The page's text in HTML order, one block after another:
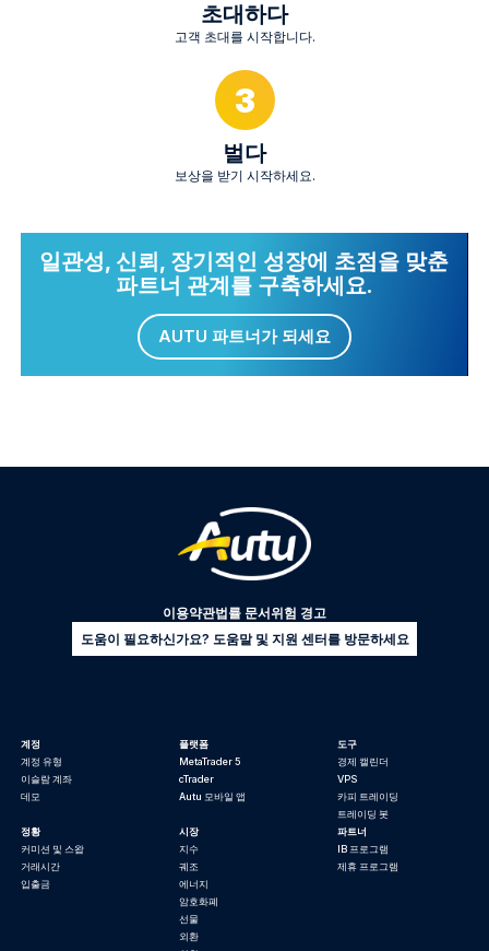
초대하다
고객 초대를 시작합니다.
3
벌다
보상을 받기 시작하세요.
일관성, 신뢰, 장기적인 성장에 초점을 맞춘
파트너 관계를 구축하세요.
AUTU 파트너가 되세요
이용약관법률 문서위험 경고
도움이 필요하신가요? 도움말 및 지원 센터를 방문하세요
계정
계정 유형
이슬람 계좌
데모
플랫폼
MetaTrader 5
cTrader
Autu 모바일 앱
도구
경제 캘린더
VPS
카피 트레이딩
트레이딩 봇
정황
커미션 및 스왑
거래시간
입출금
시장
지수
궤조
에너지
암호화폐
선물
외환
파트너
IB 프로그램
제휴 프로그램